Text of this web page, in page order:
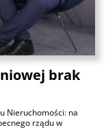
brak
Nieruchomości: na
rządu w